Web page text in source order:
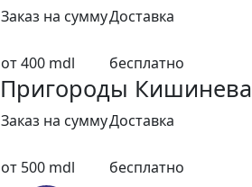
Заказ на суммуДоставка
от 400 mdl бесплатно
Пригороды Кишинева
Заказ на суммуДоставка
от 500 mdl бесплатно